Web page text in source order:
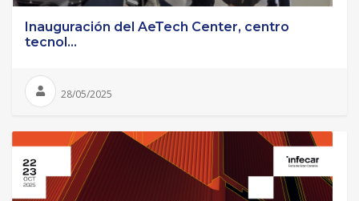
Inauguración del AeTech Center, centro
tecnol...
28/05/2025